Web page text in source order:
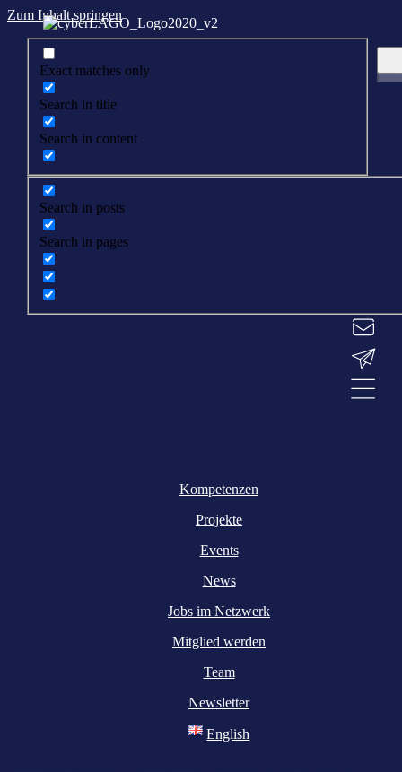
Zum Inhalt springen
Exact matches only
Search in title
Search in content
Search in posts
Search in pages
Kompetenzen
Projekte
Events
News
Jobs im Netzwerk
Mitglied werden
Team
Newsletter
English